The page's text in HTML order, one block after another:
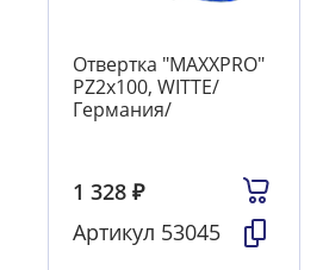
Отвертка "MAXXPRO"
РZ2х100, WITTE/
Германия/
1 328 ₽
Артикул 53045